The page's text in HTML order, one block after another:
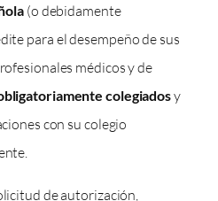
(o debidamente
para el desempeño de sus
médicos y de
colegiadosy
con su colegio
de autorización,